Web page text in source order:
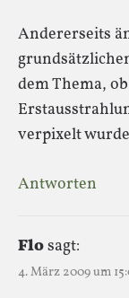
Andererseits
dem Thema,
verpixelt
Antworten
Flosagt:
4. März 2009 um